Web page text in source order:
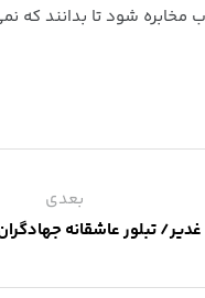
شود تا بدانند که نمی
بعدی
غدیر/ تبلور عاشقانه‌